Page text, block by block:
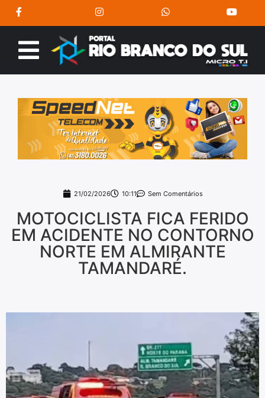
21/02/2026 10:11 Sem Comentários
MOTOCICLISTA FICA FERIDO
EM ACIDENTE NO CONTORNO
NORTE EM ALMIRANTE
TAMANDARÉ.